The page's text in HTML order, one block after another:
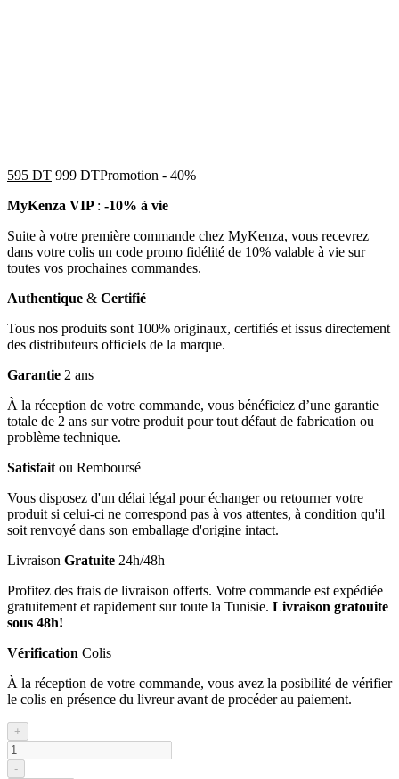
595 DT 999DTPromotion - 40%
MyKenza VIP : -10% à vie
Suite à votre première commande chez MyKenza, vous recevrez
dans votre colis un code promo fidélité de 10% valable à vie sur
toutes vos prochaines commandes.
Authentique & Certifié
Tous nos produits sont 100% originaux, certifiés et issus directement
des distributeurs officiels de la marque.
Garantie 2 ans
À la réception de votre commande, vous bénéficiez d’une garantie
totale de 2 ans sur votre produit pour tout défaut de fabrication ou
problème technique.
Satisfait ou Remboursé
Vous disposez d'un délai légal pour échanger ou retourner votre
produit si celui-ci ne correspond pas à vos attentes, à condition qu'il
soit renvoyé dans son emballage d'origine intact.
Livraison Gratuite 24h/48h
Profitez des frais de livraison offerts. Votre commande est expédiée
gratuitement et rapidement sur toute la Tunisie. Livraison gratouite
sous 48h!
Vérification Colis
À la réception de votre commande, vous avez la posibilité de vérifier
le colis en présence du livreur avant de procéder au paiement.
+
-